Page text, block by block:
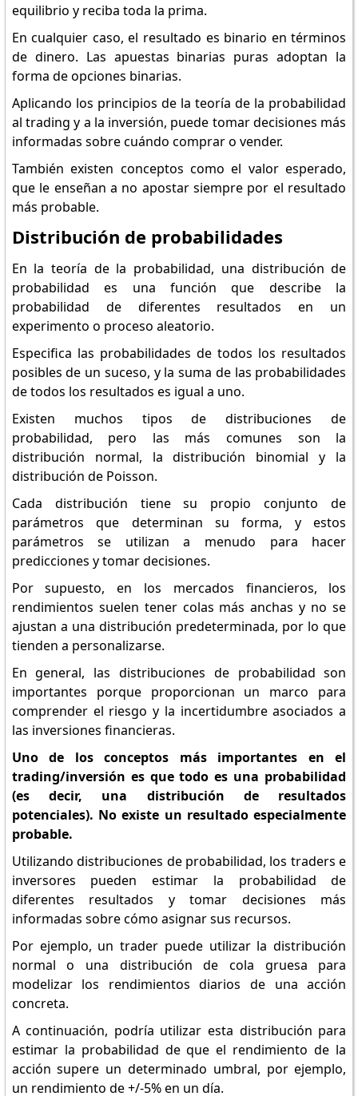
equilibrio y reciba toda la prima.
En cualquier caso, el resultado es binario en términos
de dinero. Las apuestas binarias puras adoptan la
forma de opciones binarias.
Aplicando los principios de la teoría de la probabilidad
al trading y a la inversión, puede tomar decisiones más
informadas sobre cuándo comprar o vender.
También existen conceptos como el valor esperado,
que le enseñan a no apostar siempre por el resultado
más probable.
Distribución de probabilidades
En la teoría de la probabilidad, una distribución de
probabilidad es una función que describe la
probabilidad de diferentes resultados en un
experimento o proceso aleatorio.
Especifica las probabilidades de todos los resultados
posibles de un suceso, y la suma de las probabilidades
de todos los resultados es igual a uno.
Existen muchos tipos de distribuciones de
probabilidad, pero las más comunes son la
distribución normal, la distribución binomial y la
distribución de Poisson.
Cada distribución tiene su propio conjunto de
parámetros que determinan su forma, y estos
parámetros se utilizan a menudo para hacer
predicciones y tomar decisiones.
Por supuesto, en los mercados financieros, los
rendimientos suelen tener colas más anchas y no se
ajustan a una distribución predeterminada, por lo que
tienden a personalizarse.
En general, las distribuciones de probabilidad son
importantes porque proporcionan un marco para
comprender el riesgo y la incertidumbre asociados a
las inversiones financieras.
Uno de los conceptos más importantes en el
trading/inversión es que todo es una probabilidad
(es decir, una distribución de resultados
potenciales). No existe un resultado especialmente
probable.
Utilizando distribuciones de probabilidad, los traders e
inversores pueden estimar la probabilidad de
diferentes resultados y tomar decisiones más
informadas sobre cómo asignar sus recursos.
Por ejemplo, un trader puede utilizar la distribución
normal o una distribución de cola gruesa para
modelizar los rendimientos diarios de una acción
concreta.
A continuación, podría utilizar esta distribución para
estimar la probabilidad de que el rendimiento de la
acción supere un determinado umbral, por ejemplo,
un rendimiento de +/-5% en un día.